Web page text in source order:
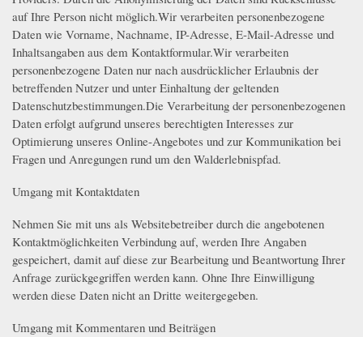
auf Ihre Person nicht möglich.Wir verarbeiten personenbezogene
Daten wie Vorname, Nachname, IP-Adresse, E-Mail-Adresse und
Inhaltsangaben aus dem Kontaktformular.Wir verarbeiten
personenbezogene Daten nur nach ausdrücklicher Erlaubnis der
betreffenden Nutzer und unter Einhaltung der geltenden
Datenschutzbestimmungen.Die Verarbeitung der personenbezogenen
Daten erfolgt aufgrund unseres berechtigten Interesses zur
Optimierung unseres Online-Angebotes und zur Kommunikation bei
Fragen und Anregungen rund um den Walderlebnispfad.
Umgang mit Kontaktdaten
Nehmen Sie mit uns als Websitebetreiber durch die angebotenen
Kontaktmöglichkeiten Verbindung auf, werden Ihre Angaben
gespeichert, damit auf diese zur Bearbeitung und Beantwortung Ihrer
Anfrage zurückgegriffen werden kann. Ohne Ihre Einwilligung
werden diese Daten nicht an Dritte weitergegeben.
Umgang mit Kommentaren und Beiträgen